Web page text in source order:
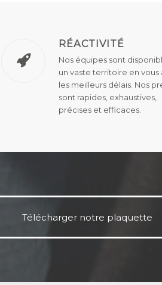
RÉACTIVITÉ
Nos équipes sont
un vaste territoire en vous
les meilleurs délais. Nos
sont rapides, exhaustives,
précises et efficaces.
Télécharger notre plaquette